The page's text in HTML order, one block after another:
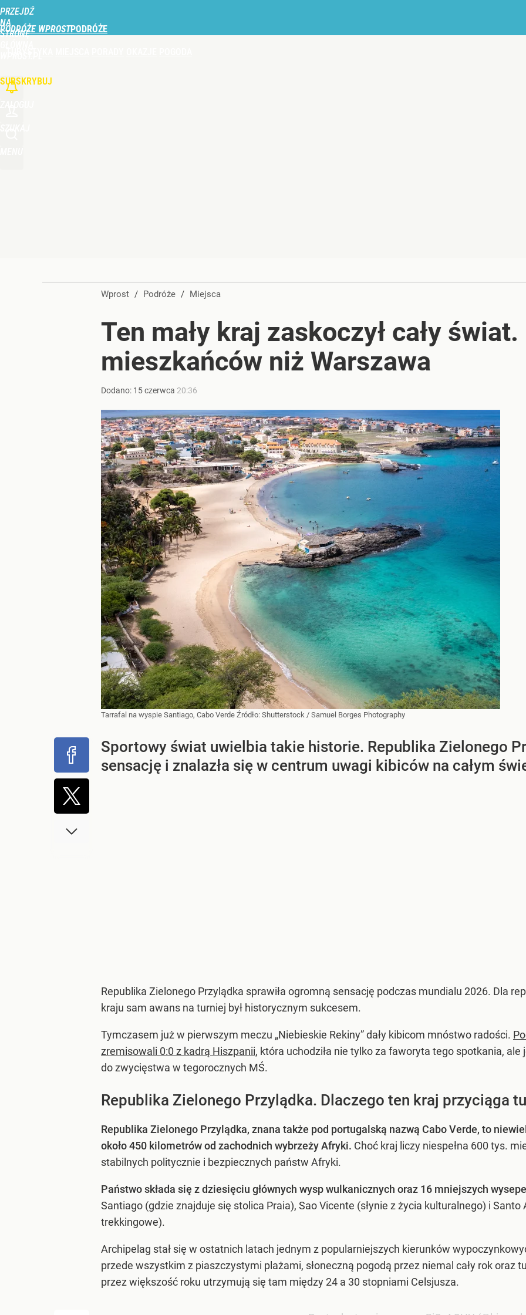
PRZEJDŹ
NA
STRONĘ
PODRÓŻE WPROST
SUBSKRYBUJ
Wprost / Podróże / Miejsca
Ten mały kraj zaskoczył cały
mieszkańców niż Warszawa
Dodano: 15czerwca 20:36
Tarrafal na wyspie Santiago, Cabo Verde Źródło: Shutterstock / Samuel Borges Photography
Sportowy świat uwielbia takie historie. Republika Zielonego
sensację i znalazła się w centrum uwagi kibiców na całym
Republika Zielonego Przylądka sprawiła ogromną sensację podczas mundialu 2026. Dla
kraju sam awans na turniej był historycznym sukcesem.
Tymczasem już w pierwszym meczu „Niebieskie Rekiny” dały kibicom mnóstwo radości.
zremisowali 0:0 z kadrą Hiszpanii, która uchodziła nie tylko za faworyta tego spotkania,
do zwycięstwa w tegorocznych MŚ.
Republika Zielonego Przylądka. Dlaczego ten kraj przyciąga
Republika Zielonego Przylądka, znana także pod portugalską nazwą Cabo Verde, to
około 450 kilometrów od zachodnich wybrzeży Afryki. Choć kraj liczy niespełna 600 tys.
stabilnych politycznie i bezpiecznych państw Afryki.
Państwo składa się z dziesięciu głównych wysp wulkanicznych oraz 16 mniejszych
Santiago (gdzie znajduje się stolica Praia), Sao Vicente (słynie z życia kulturalnego) i
trekkingowe).
Archipelag stał się w ostatnich latach jednym z popularniejszych kierunków
przede wszystkim z piaszczystymi plażami, słoneczną pogodą przez niemal cały rok
przez większość roku utrzymują się tam między 24 a 30 stopniami Celsjusza.